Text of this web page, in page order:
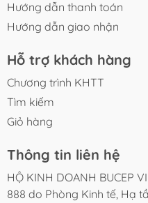
CAM KẾT BUCEP VIET
- Sản phẩm được kiểm tra
cá.
- Đóng gói cẩn thận, hạn
- Hỗ trợ đổi trả theo chính
- Bảo hành 01 tháng theo
Hướng dẫn thanh toán
Hướng dẫn giao nhận
Hỗ trợ khách hàng
Chương trình KHTT
Tìm kiếm
Giỏ hàng
Thông tin liên hệ
HỘ KINH DOANH BUCEP
888 do Phòng Kinh tế, Hạ